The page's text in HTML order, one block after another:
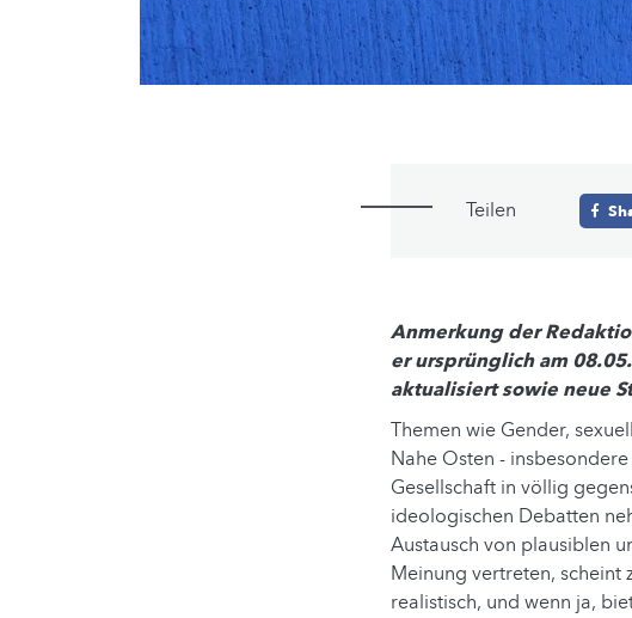
Teilen
Anmerkung der
er ursprünglich am
aktualisiert sowie neue
Themen wie Gender,
Nahe Osten -
Gesellschaft in völlig
ideologischen Debatten
Austausch von plausiblen
Meinung vertreten, scheint
realistisch, und wenn ja,